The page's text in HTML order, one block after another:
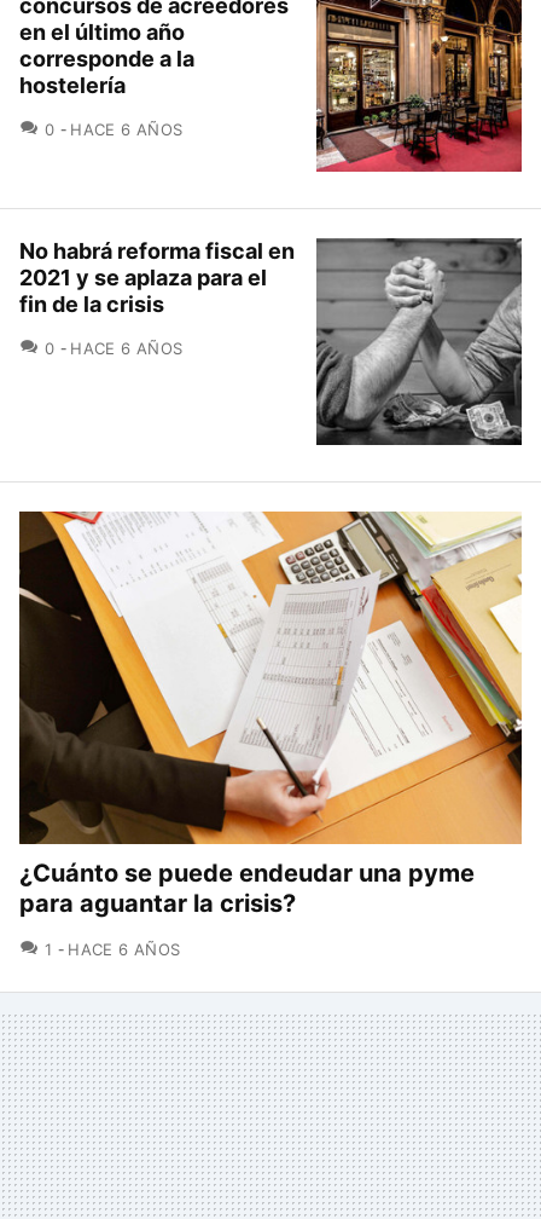
concursos de acreedores
en el último año
corresponde a la
hostelería
0 COMENTARIOS
HACE 6 AÑOS
No habrá reforma fiscal en
2021 y se aplaza para el
fin de la crisis
0 COMENTARIOS
HACE 6 AÑOS
¿Cuánto se puede endeudar una pyme
para aguantar la crisis?
1 COMENTARIOS
HACE 6 AÑOS